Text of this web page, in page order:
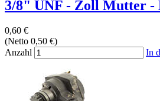
3/8" UNF - Zoll Mutter -
0,60 €
(Netto 0,50 €)
Anzahl
In